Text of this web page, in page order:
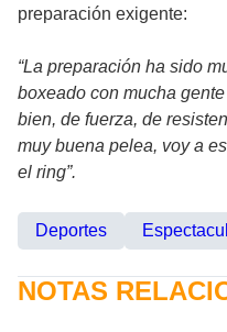
preparación exigente:
“La preparación ha sido
boxeado con mucha
bien, de fuerza, de
muy buena pelea, voy a
el ring”.
Deportes
NOTAS